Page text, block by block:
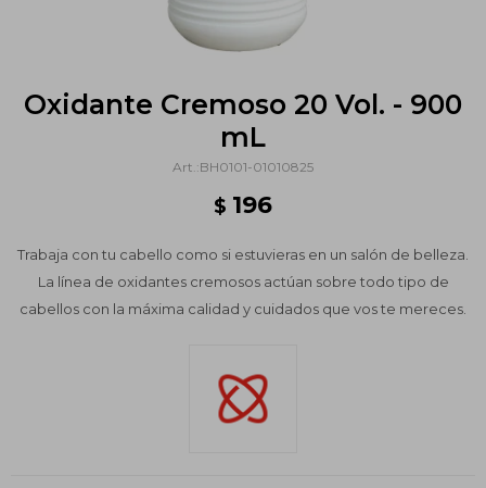
Oxidante Cremoso 20 Vol. - 900
mL
BH0101-01010825
$ 196
Trabaja con tu cabello como si estuvieras en un salón de belleza.
La línea de oxidantes cremosos actúan sobre todo tipo de
cabellos con la máxima calidad y cuidados que vos te mereces.